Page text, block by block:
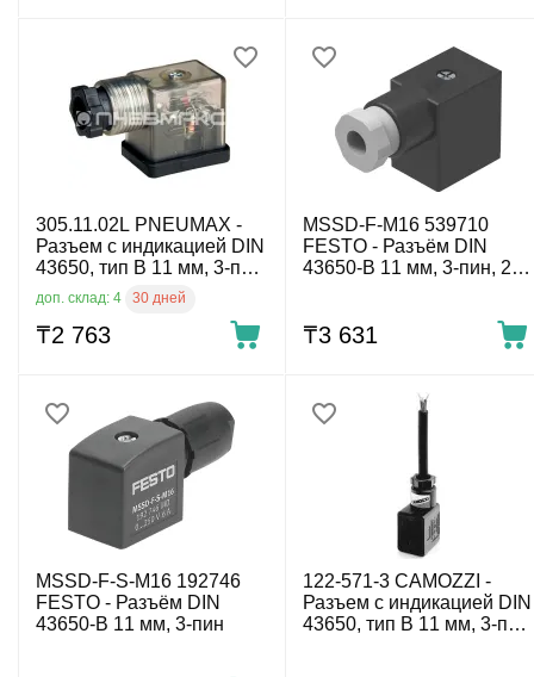
305.11.02L PNEUMAX -
Разъем с индикацией DIN
43650, тип B 11 мм, 3-пин,
110 V AC
доп. склад: 4 30 дней
₸2 763
MSSD-F-M16 539710
FESTO - Разъём DIN
43650-B 11 мм, 3-пин, 250
₸3 631
MSSD-F-S-M16 192746
FESTO - Разъём DIN
43650-B 11 мм, 3-пин
122-571-3 CAMOZZI -
Разъем с индикацией DIN
43650, тип B 11 мм, 3-пин